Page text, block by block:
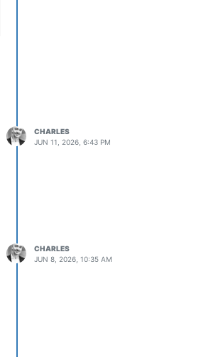
CHARLES
JUN 11, 2026, 6:43 PM
CHARLES
JUN 8, 2026, 10:35 AM